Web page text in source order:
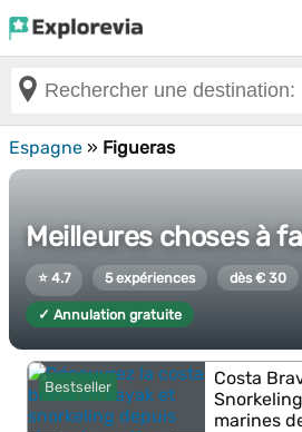
Espagne » Figueras
Meilleures choses à
⭐ 4.7 5 expériences dès € 30
✓ Annulation gratuite
Bestseller
Costa
marines